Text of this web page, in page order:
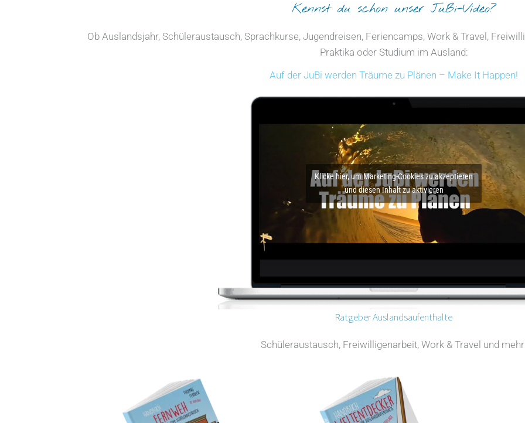
Kennst du schon unser JuBi-Video?
Ob Auslandsjahr, Schüleraustausch, Sprachkurse, Jugendreisen, Feriencamps, Work & Travel,
Praktika oder Studium im Ausland:
Auf der JuBi werden Träume zu Plänen – Make It Happen!
Klicke hier, um Marketing-Cookies zu akzeptieren
und diesen Inhalt zu aktivieren
Ratgeber Auslandsaufenthalte
Schüleraustausch, Freiwilligenarbeit, Work & Travel und